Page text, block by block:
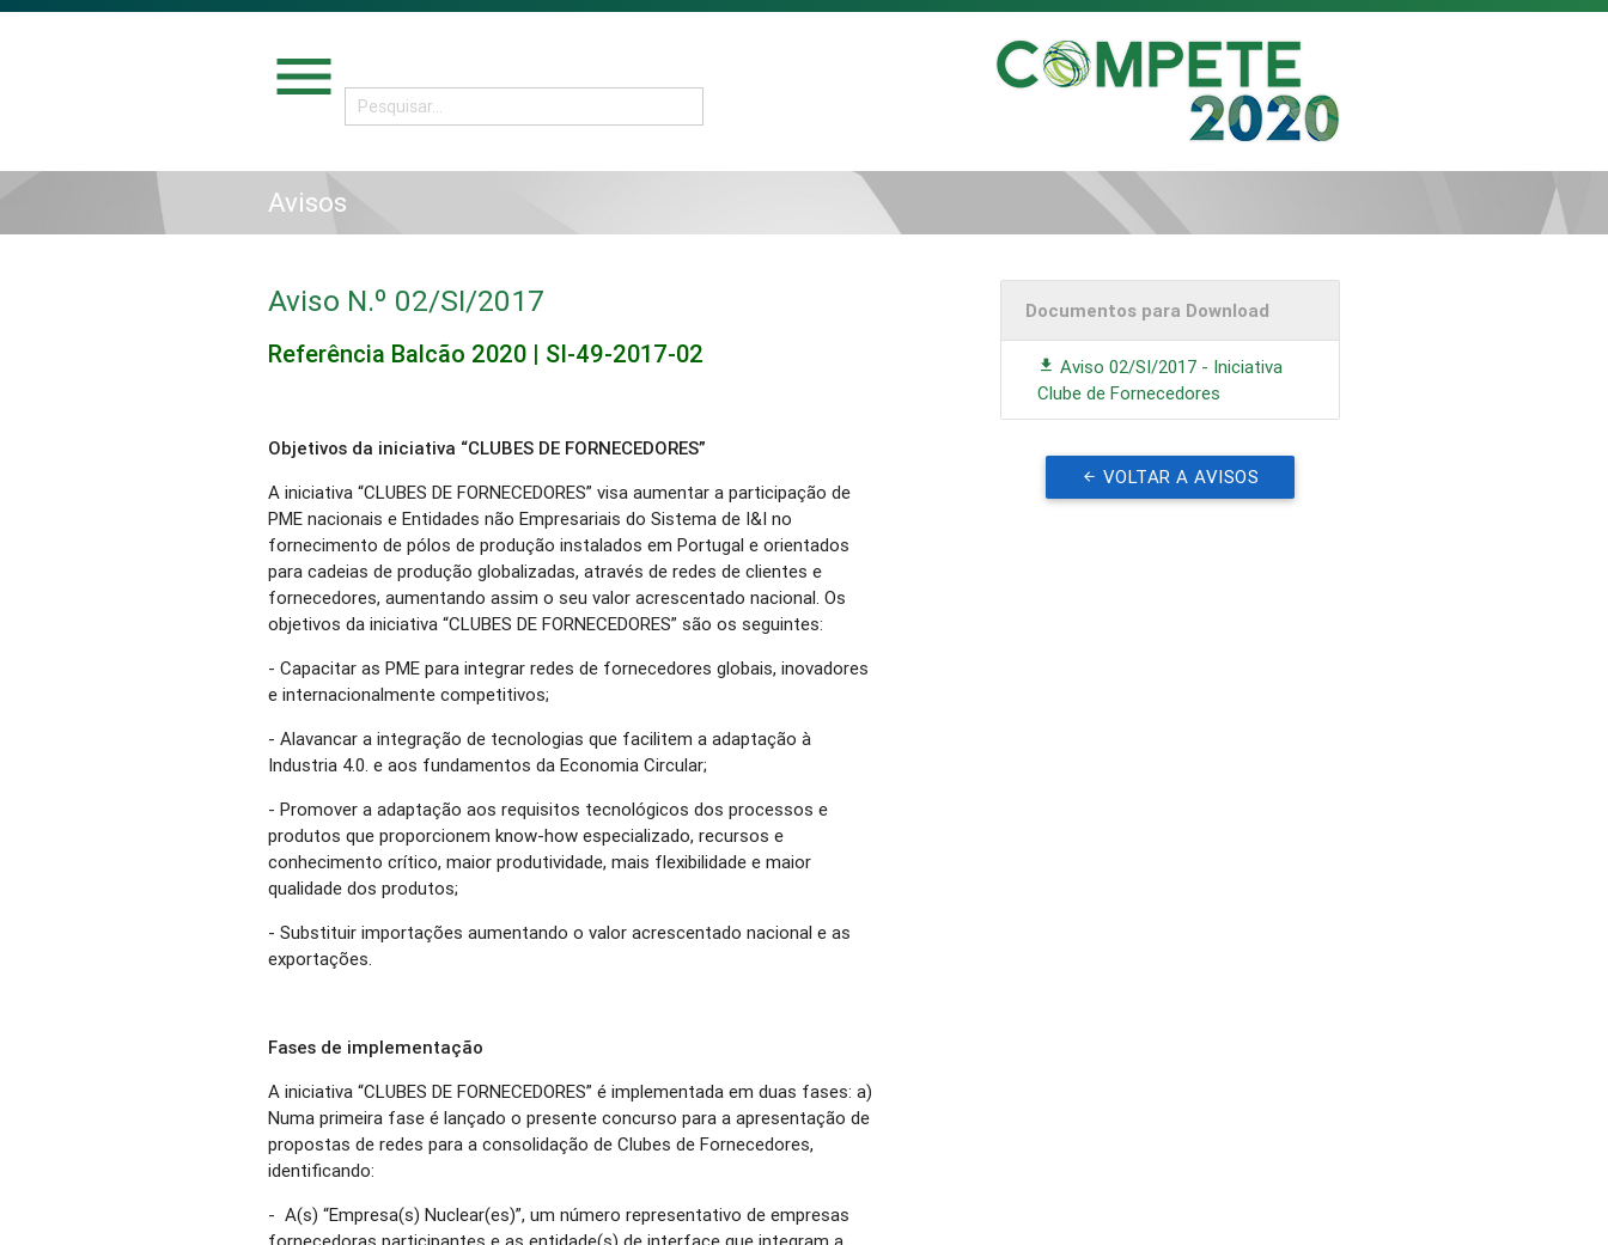
menu
Avisos
Aviso N.º 02/SI/2017
Referência Balcão 2020 | SI-49-2017-02
Objetivos da iniciativa “CLUBES DE FORNECEDORES”
A iniciativa “CLUBES DE FORNECEDORES” visa aumentar a participação de
PME nacionais e Entidades não Empresariais do Sistema de I&I no
fornecimento de pólos de produção instalados em Portugal e orientados
para cadeias de produção globalizadas, através de redes de clientes e
fornecedores, aumentando assim o seu valor acrescentado nacional. Os
objetivos da iniciativa “CLUBES DE FORNECEDORES” são os seguintes:
- Capacitar as PME para integrar redes de fornecedores globais, inovadores
e internacionalmente competitivos;
- Alavancar a integração de tecnologias que facilitem a adaptação à
Industria 4.0. e aos fundamentos da Economia Circular;
- Promover a adaptação aos requisitos tecnológicos dos processos e
produtos que proporcionem know-how especializado, recursos e
conhecimento crítico, maior produtividade, mais flexibilidade e maior
qualidade dos produtos;
- Substituir importações aumentando o valor acrescentado nacional e as
exportações.
Fases de implementação
A iniciativa “CLUBES DE FORNECEDORES” é implementada em duas fases: a)
Numa primeira fase é lançado o presente concurso para a apresentação de
propostas de redes para a consolidação de Clubes de Fornecedores,
identificando:
- A(s) “Empresa(s) Nuclear(es)”, um número representativo de empresas
Documentos para Download
Aviso 02/SI/2017 - Iniciativa
Clube de Fornecedores
VOLTAR A AVISOS